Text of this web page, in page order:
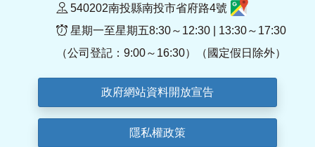
540202南投縣南投市省府路4號
星期一至星期五8:30～12:30 | 13:30～17:30
（公司登記：9:00～16:30）（國定假日除外）
政府網站資料開放宣告
隱私權政策